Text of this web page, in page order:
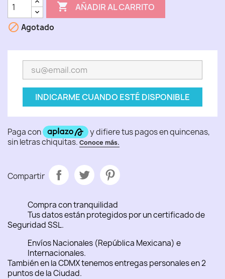
 AÑADIR AL CARRITO
 Agotado
INDICARME CUANDO ESTÉ DISPONIBLE
Compartir
Compra con tranquilidad
Tus datos están protegidos por un certificado de
Seguridad SSL.
Envíos Nacionales (República Mexicana) e
Internacionales.
También en la CDMX tenemos entregas personales en 2
puntos de la Ciudad.